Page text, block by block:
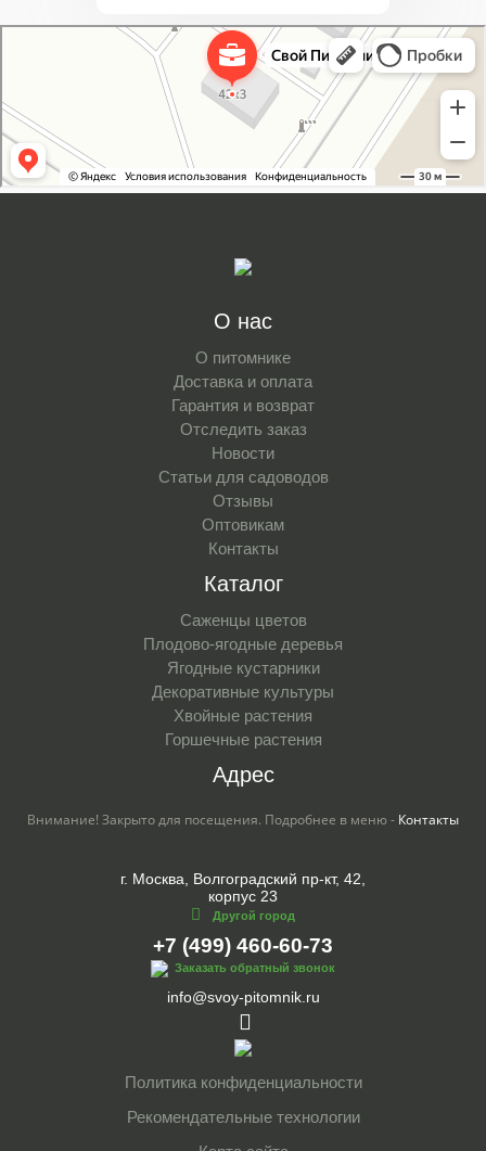
Питомник растений в Москве
О нас
О питомнике
Доставка и оплата
Гарантия и возврат
Отследить заказ
Новости
Статьи для садоводов
Отзывы
Оптовикам
Контакты
Каталог
Саженцы цветов
Плодово-ягодные деревья
Ягодные кустарники
Декоративные культуры
Хвойные растения
Горшечные растения
Адрес
Внимание! Закрыто для посещения. Подробнее в меню - Контакты
г. Москва, Волгоградский пр-кт, 42,
корпус 23
Другой город
+7 (499) 460-60-73
Заказать обратный звонок
info@svoy-pitomnik.ru
Политика конфиденциальности
Рекомендательные технологии